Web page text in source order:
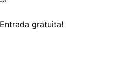
Entrada gratuita!